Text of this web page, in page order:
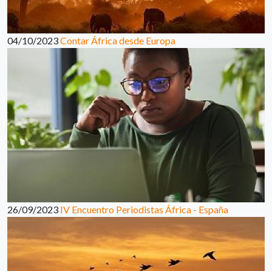
04/10/2023Contar África desde Europa
26/09/2023 IV Encuentro Periodistas África - España